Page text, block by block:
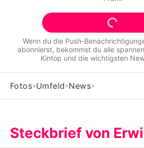
Jobs
App
Team
Impressum
Wenn du die Push-
abonnierst, bekommst du alle
Kintop und die wichtigsten
Fotos Umfeld News
Steckbrief von